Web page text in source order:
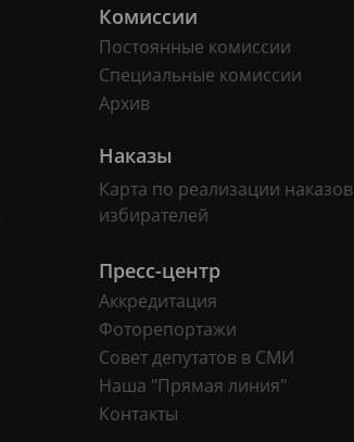
Комиссии
Постоянные комиссии
Специальные комиссии
Архив
Наказы
Карта по реализации наказов
избирателей
Пресс-центр
Аккредитация
Фоторепортажи
Совет депутатов в СМИ
Наша "Прямая линия"
Контакты